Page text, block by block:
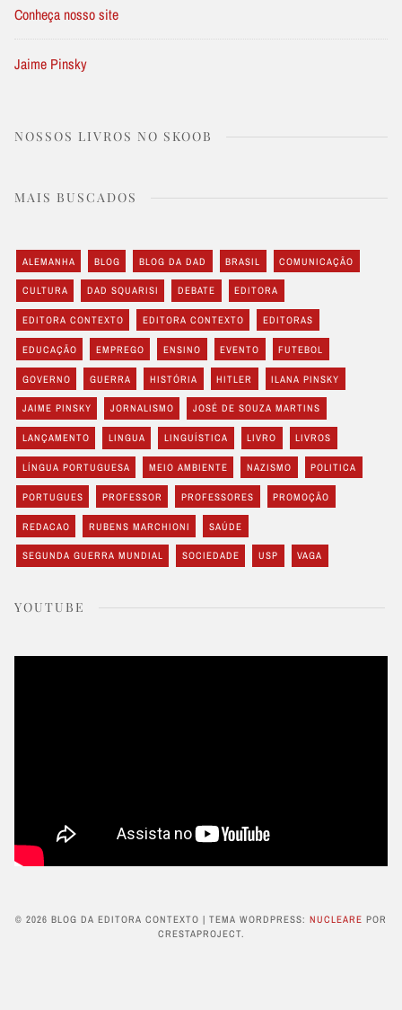
Conheça nosso site
Jaime Pinsky
NOSSOS LIVROS NO SKOOB
MAIS BUSCADOS
ALEMANHA BLOG BLOG DA DAD BRASIL COMUNICAÇÃO
CULTURA DAD SQUARISI DEBATE EDITORA
EDITORA CONTEXTO EDITORA CONTEXTO EDITORAS
EDUCAÇÃO EMPREGO ENSINO EVENTO FUTEBOL
GOVERNO GUERRA HISTÓRIA HITLER ILANA PINSKY
JAIME PINSKY JORNALISMO JOSÉ DE SOUZA MARTINS
LANÇAMENTO LINGUA LINGUÍSTICA LIVRO LIVROS
LÍNGUA PORTUGUESA MEIO AMBIENTE NAZISMO POLITICA
PORTUGUES PROFESSOR PROFESSORES PROMOÇÃO
REDACAO RUBENS MARCHIONI SAÚDE
SEGUNDA GUERRA MUNDIAL SOCIEDADE USP VAGA
YOUTUBE
© 2026 BLOG DA EDITORA CONTEXTO | TEMA WORDPRESS: NUCLEARE POR
CRESTAPROJECT.